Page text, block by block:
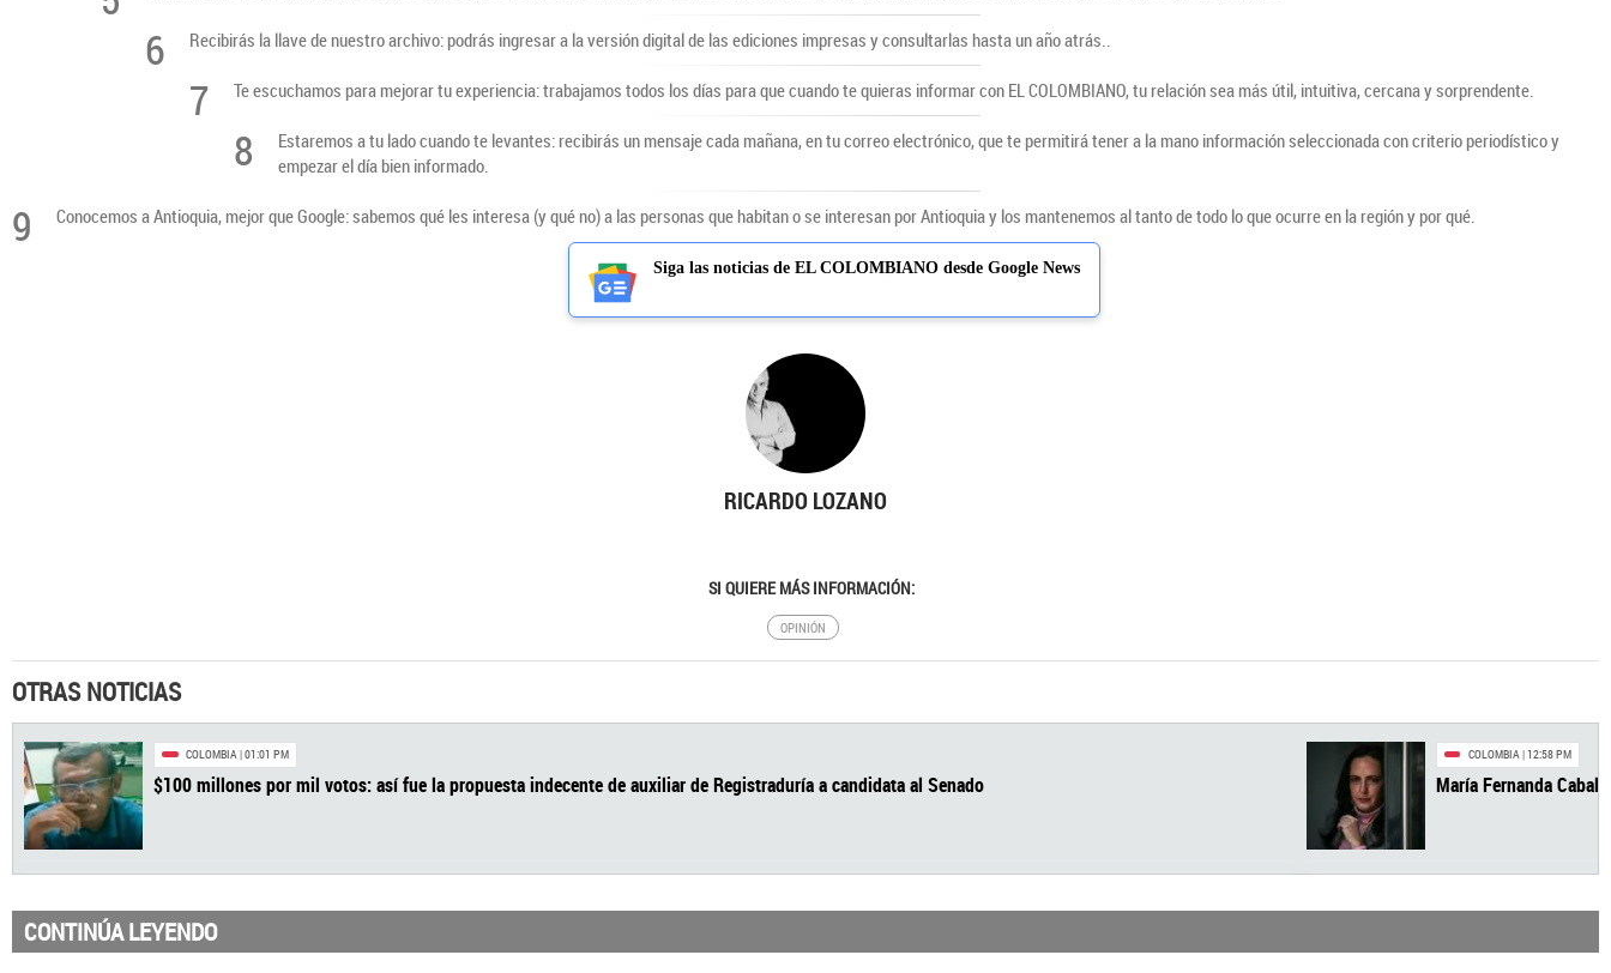
6 Recibirás la llave de nuestro archivo: podrás ingresar a la versión digital de las ediciones impresas y consultarlas hasta un año atrás..
7 Te escuchamos para mejorar tu experiencia: trabajamos todos los días para que cuando te quieras informar con EL COLOMBIANO, tu relación sea más útil, intuitiva, cercana y sorprendente.
8
Estaremos a tu lado cuando te levantes: recibirás un mensaje cada mañana, en tu correo electrónico, que te permitirá tener a la mano información seleccionada con criterio periodístico y
empezar el día bien informado.
9 Conocemos a Antioquia, mejor que Google: sabemos qué les interesa (y qué no) a las personas que habitan o se interesan por Antioquia y los mantenemos al tanto de todo lo que ocurre en la región y por qué.
Siga las noticias de EL COLOMBIANO desde Google News
RICARDO LOZANO
SI QUIERE MÁS INFORMACIÓN:
OPINIÓN
OTRAS NOTICIAS
CONTINÚA LEYENDO